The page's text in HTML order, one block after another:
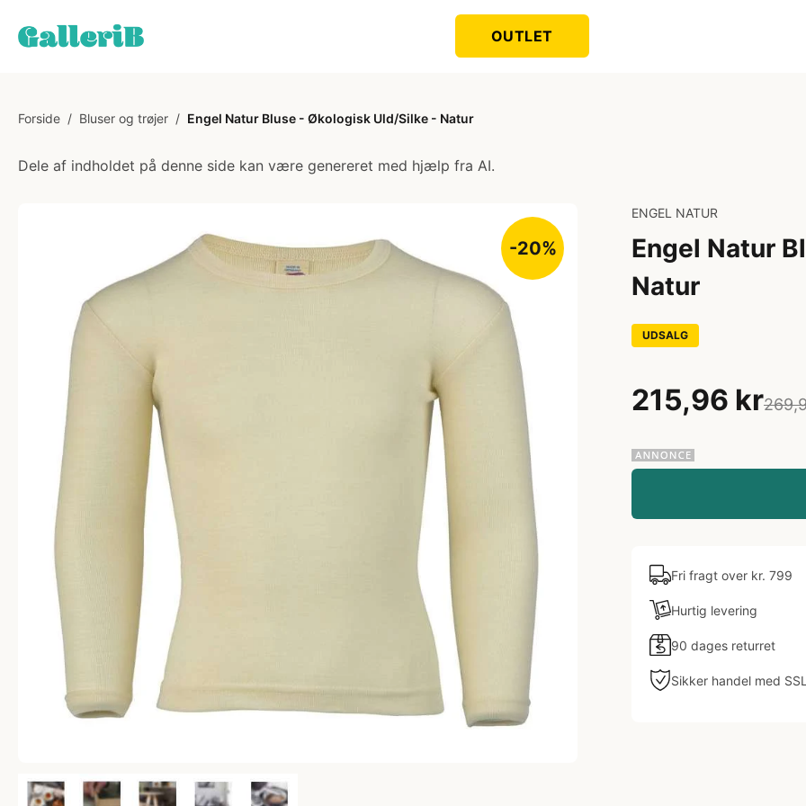
OUTLET
Forside / Bluser og trøjer / Engel Natur Bluse - Økologisk Uld/Silke - Natur
Dele af indholdet på denne side kan være genereret med hjælp fra AI.
-20%
ENGEL NATUR
Engel Natur
Natur
UDSALG
215,96 kr
Fri fragt over kr. 799
Hurtig levering
90 dages returret
Sikker handel med SSL